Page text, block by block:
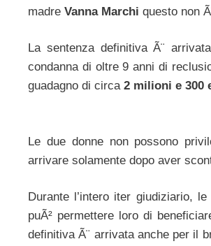
madre Vanna Marchi questo non
La sentenza definitiva Ã¨
condanna di oltre 9 anni di
guadagno di circa 2 milioni e 300
Le due donne non possono
arrivare solamente dopo aver
Durante l’intero iter giudiziario,
puÃ² permettere loro di
definitiva Ã¨ arrivata anche per il